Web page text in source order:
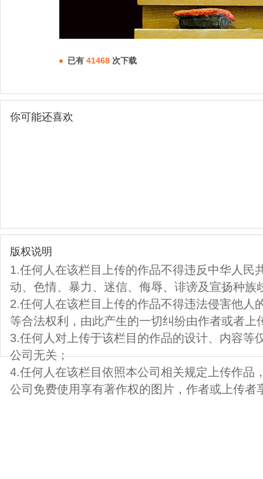
已有 41468 次下载
你可能还喜欢
版权说明
1.任何人在该栏目上传的作品不得违反中华人民
动、色情、暴力、迷信、侮辱、诽谤及宣扬种族
2.任何人在该栏目上传的作品不得违法侵害他人
等合法权利，由此产生的一切纠纷由作者或者上
3.任何人对上传于该栏目的作品的设计、内容等
公司无关；
4.任何人在该栏目依照本公司相关规定上传作品
公司免费使用享有著作权的图片，作者或上传者